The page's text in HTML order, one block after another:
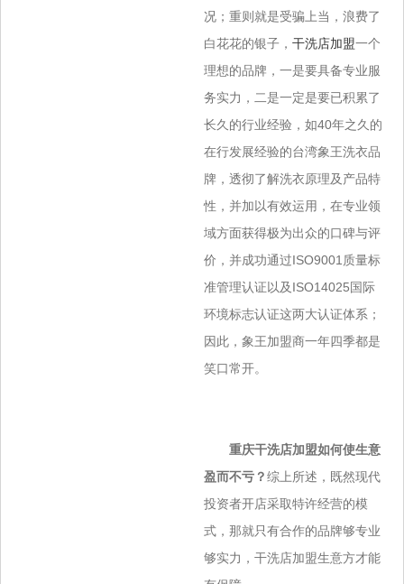
况；重则就是受骗上当，浪费了
白花花的银子， 干洗店加盟一个
理想的品牌，一是要具备专业服
务实力，二是一定是要已积累了
长久的行业经验，如40年之久的
在行发展经验的台湾象王洗衣品
牌，透彻了解洗衣原理及产品特
性，并加以有效运用，在专业领
域方面获得极为出众的口碑与评
价，并成功通过ISO9001质量标
准管理认证以及ISO14025国际
环境标志认证这两大认证体系；
因此，象王加盟商一年四季都是
笑口常开。
重庆干洗店加盟如何使生意
盈而不亏？综上所述，既然现代
投资者开店采取特许经营的模
式，那就只有合作的品牌够专业
够实力，干洗店加盟生意方才能